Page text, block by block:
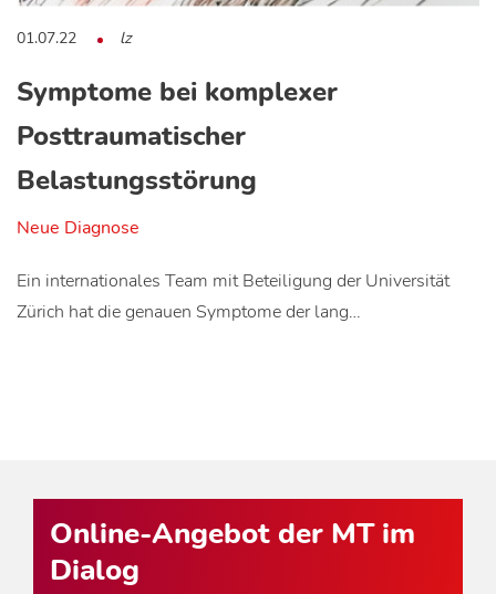
01.07.22 lz
Symptome bei komplexer
Posttraumatischer
Belastungsstörung
Neue Diagnose
Ein internationales Team mit Beteiligung der Universität
Zürich hat die genauen Symptome der lang…
Online-Angebot der MT im
Dialog